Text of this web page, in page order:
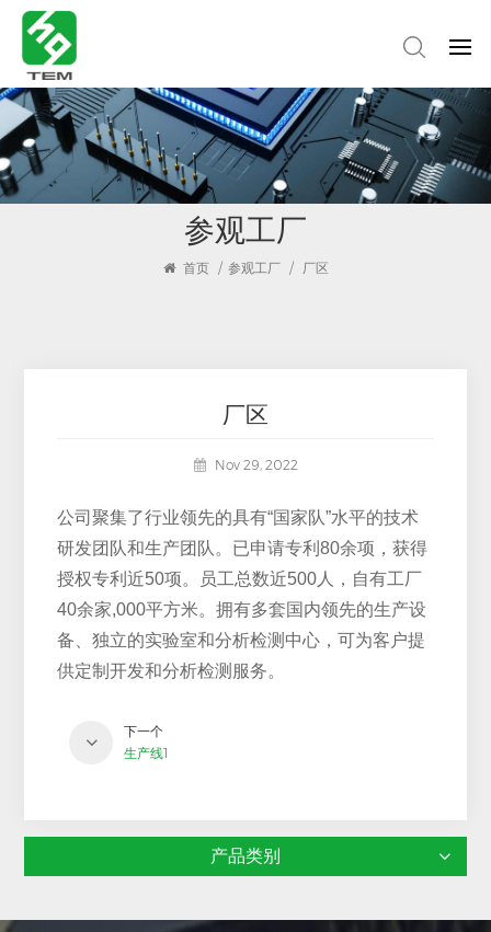
参观工厂
首页 / 参观工厂 / 厂区
厂区
Nov 29, 2022
公司聚集了行业领先的具有“国家队”水平的技术
研发团队和生产团队。已申请专利80余项，获得
授权专利近50项。员工总数近500人，自有工厂
40余家,000平方米。拥有多套国内领先的生产设
备、独立的实验室和分析检测中心，可为客户提
供定制开发和分析检测服务。
下一个
生产线1
产品类别